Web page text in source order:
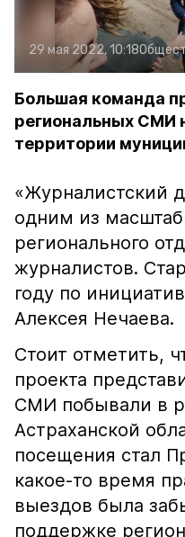
29 мая 2022, 10:18
Большая команда
региональных СМИ
территории
«Журналистский
одним из
регионального
журналистов.
году по
Алексея Нечаева.
Стоит отметить,
проекта
СМИ побывали в
Астраханской
посещения стал
какое-то время
выездов была
поддержке